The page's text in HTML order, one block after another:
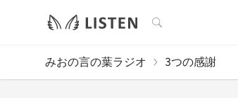
検索
みおの言の葉ラジオ 3つの感謝